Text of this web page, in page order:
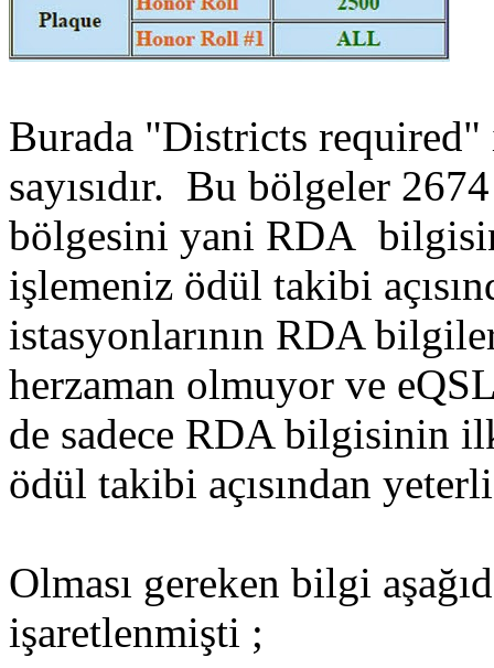
Burada "Districts
sayısıdır. Bu bölgeler
bölgesini yani RDA
işlemeniz ödül takibi
istasyonlarının RDA
herzaman olmuyor ve
de sadece RDA bilgisinin
ödül takibi açısından
Olması gereken bilgi
işaretlenmişti ;